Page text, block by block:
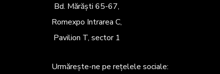
Bd. Mărăști 65-67,
Romexpo Intrarea C,
Pavilion T, sector 1
Urmărește-ne pe rețelele sociale: